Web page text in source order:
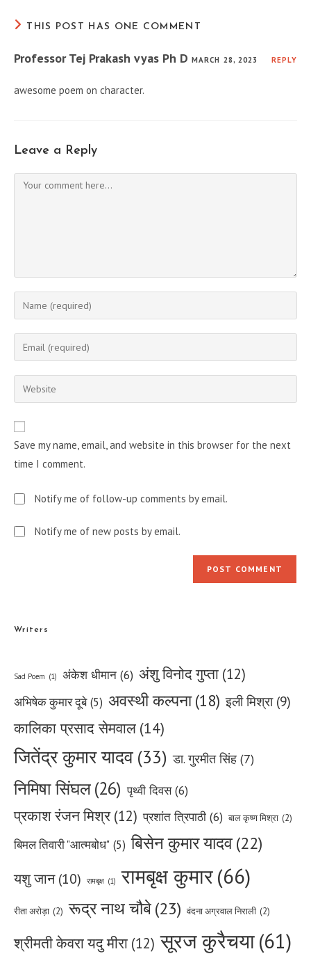
THIS POST HAS ONE COMMENT
Professor Tej Prakash vyas Ph D MARCH 28, 2023 REPLY
awesome poem on character.
Leave a Reply
Comment
Enter
your
name
comment
Enter
your
email
address
Enter
your
URL
(optional)
Save my name, email, and website in this browser for the next
time I comment.
Notify me of follow-up comments by email.
Notify me of new posts by email.
Writers
Sad Poem (1) अंकेश धीमान (6) अंशु विनोद गुप्ता (12)
अभिषेक कुमार दूबे (5) अवस्थी कल्पना (18) इली मिश्रा (9)
कालिका प्रसाद सेमवाल (14)
जितेंद्र कुमार यादव (33) डा. गुरमीत सिंह (7)
निमिषा सिंघल(26) पृथ्वी दिवस (6)
प्रकाश रंजन मिश्र (12) प्रशांत त्रिपाठी (6) बाल कृष्ण मिश्रा (2)
बिमल तिवारी "आत्मबोध" (5) बिसेन कुमार यादव(22)
यशु जान (10) रामबृक्ष (1) रामबृक्ष कुमार(66)
रीता अरोड़ा (2) रूद्र नाथ चौबे(23) वंदना अग्रवाल निराली (2)
श्रीमती केवरा यदु मीरा (12) सूरज कुरैचया(61)